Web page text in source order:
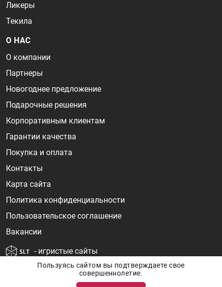
Ликеры
Текила
О НАС
О компании
Партнеры
Новогоднее предложение
Подарочные решения
Корпоративным клиентам
Гарантии качества
Покупка и оплата
Контакты
Карта сайта
Политика конфиденциальности
Пользовательское соглашение
Вакансии
- игристые сайты
Пользуясь сайтом вы подтверждаете свое
совершеннолетие.